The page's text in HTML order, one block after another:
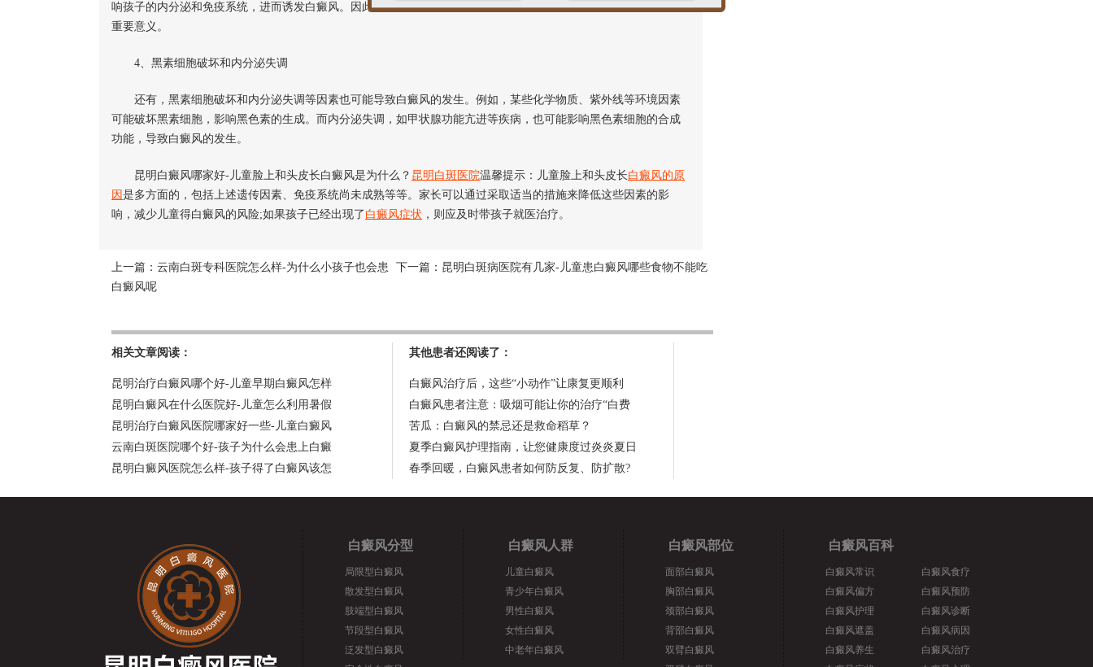
响孩子的内分泌和免疫系统，进而诱发白癜风。因此，保持孩子的心理健康和情绪稳定对于预防和治疗白癜风具有
重要意义。
4、黑素细胞破坏和内分泌失调
还有，黑素细胞破坏和内分泌失调等因素也可能导致白癜风的发生。例如，某些化学物质、紫外线等环境因素
可能破坏黑素细胞，影响黑色素的生成。而内分泌失调，如甲状腺功能亢进等疾病，也可能影响黑色素细胞的合成
功能，导致白癜风的发生。
昆明白癜风哪家好-儿童脸上和头皮长白癜风是为什么？ 昆明白斑医院温馨提示：儿童脸上和头皮长白癜风的原
因是多方面的，包括上述遗传因素、免疫系统尚未成熟等等。家长可以通过采取适当的措施来降低这些因素的影
响，减少儿童得白癜风的风险;如果孩子已经出现了 白癜风症状 ，则应及时带孩子就医治疗。
上一篇： 云南白斑专科医院怎么样-为什么小孩子也会患
白癜风呢
下一篇： 昆明白斑病医院有几家-儿童患白癜风哪些食物不能吃
相关文章阅读：
昆明治疗白癜风哪个好-儿童早期白癜风怎样
昆明白癜风在什么医院好-儿童怎么利用暑假
昆明治疗白癜风医院哪家好一些-儿童白癜风
云南白斑医院哪个好-孩子为什么会患上白癜
昆明白癜风医院怎么样-孩子得了白癜风该怎
其他患者还阅读了：
白癜风治疗后，这些“小动作”让康复更顺利
白癜风患者注意：吸烟可能让你的治疗“白费
苦瓜：白癜风的禁忌还是救命稻草？
夏季白癜风护理指南，让您健康度过炎炎夏日
春季回暖，白癜风患者如何防反复、防扩散?
白癜风分型
局限型白癜风
散发型白癜风
肢端型白癜风
节段型白癜风
泛发型白癜风
白癜风人群
儿童白癜风
青少年白癜风
男性白癜风
女性白癜风
中老年白癜风
白癜风部位
面部白癜风
胸部白癜风
颈部白癜风
背部白癜风
双臂白癜风
白癜风百科
白癜风常识
白癜风偏方
白癜风护理
白癜风遮盖
白癜风养生
白癜风食疗
白癜风预防
白癜风诊断
白癜风病因
白癜风治疗